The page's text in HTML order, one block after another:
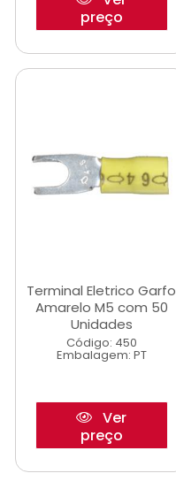
preço
Terminal Eletrico Garfo
Amarelo M5 com 50
Unidades
Código: 450
Embalagem: PT
Ver
preço